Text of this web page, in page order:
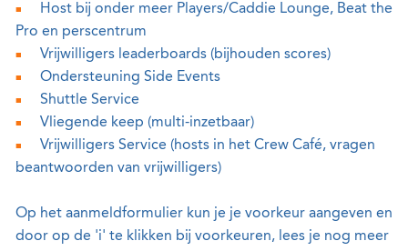
Host bij onder meer Players/Caddie Lounge, Beat the
Pro en perscentrum
Vrijwilligers leaderboards (bijhouden scores)
Ondersteuning Side Events
Shuttle Service
Vliegende keep (multi-inzetbaar)
Vrijwilligers Service (hosts in het Crew Café, vragen
beantwoorden van vrijwilligers)
Op het aanmeldformulier kun je je voorkeur aangeven en
door op de 'i' te klikken bij voorkeuren, lees je nog meer